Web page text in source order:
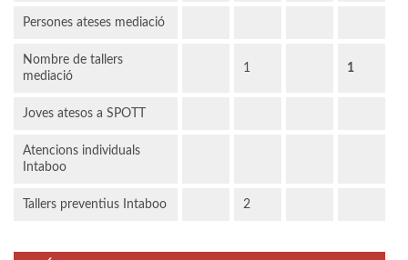
Persones ateses mediació
Nombre de tallers
mediació
1 1
Joves atesos a SPOTT
Atencions individuals
Intaboo
Tallers preventius Intaboo 2